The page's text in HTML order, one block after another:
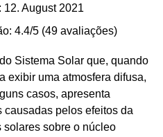
August 2021
4.4/5 (49 avaliações)
Sistema Solar que, quando
exibir uma atmosfera difusa,
casos, apresenta
causadas pelos efeitos da
solares sobre o núcleo